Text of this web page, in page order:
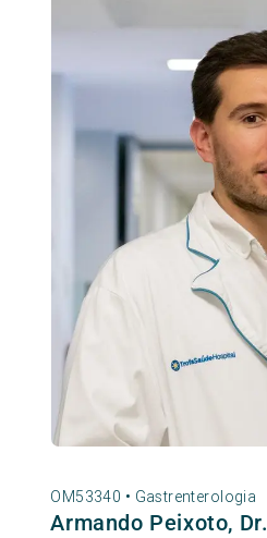
OM53340 • Gastrenterologia
Armando Peixoto, Dr.